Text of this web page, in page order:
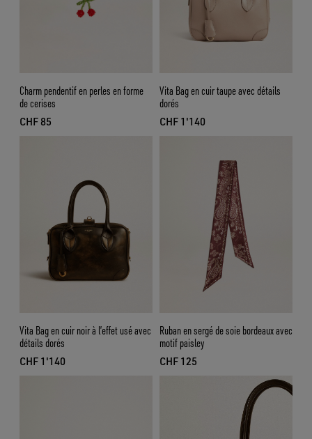
Charm pendentif en perles en forme
de cerises
CHF 85
prix actuel CHF 85
Vita Bag en cuir taupe avec détails
dorés
CHF 1'140
prix actuel CHF 1'140
Vita Bag en cuir noir à l’effet usé avec
détails dorés
CHF 1'140
prix actuel CHF 1'140
Ruban en sergé de soie bordeaux avec
motif paisley
CHF 125
prix actuel CHF 125